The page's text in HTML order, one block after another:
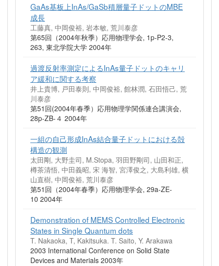
GaAs基板上InAs/GaSb積層量子ドットのMBE
成長
工藤真, 中岡俊裕, 岩本敏, 荒川泰彦
第65回（2004年秋季）応用物理学会, 1p-P2-3,
263, 東北学院大学 2004年
過渡反射率測定によるInAs量子ドットのキャリ
ア緩和に関する考察
井上貴博, 戸田泰則, 中岡俊裕, 館林潤, 石田悟己, 荒
川泰彦
第51回(2004年春季）応用物理学関係連合講演会,
28p-ZB-４ 2004年
一組の自己形成InAs結合量子ドットにおける殻
構造の観測
太田剛, 大野圭司, M.Stopa, 羽田野剛司, 山田和正,
樽茶清悟, 中田義昭, 宋 海智, 宮澤俊之, 大島利雄, 横
山直樹, 中岡俊裕, 荒川泰彦
第51回（2004年春季）応用物理学会, 29a-ZE-
10 2004年
Demonstration of MEMS Controlled Electronic
States in Single Quantum dots
T. Nakaoka, T, Kakitsuka. T. Saito, Y. Arakawa
2003 International Conference on Solid State
Devices and Materials 2003年